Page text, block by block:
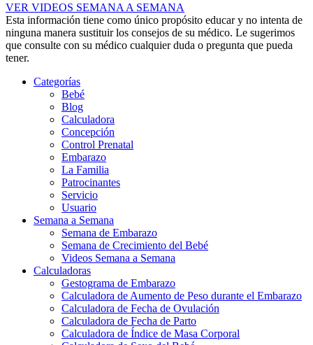
VER VIDEOS SEMANA A SEMANA
Esta información tiene como único propósito educar y no intenta de
ninguna manera sustituir los consejos de su médico. Le sugerimos
que consulte con su médico cualquier duda o pregunta que pueda
tener.
Categorías
Bebé
Blog
Calculadora
Concepción
Control Prenatal
Embarazo
La Familia
Patrocinantes
Servicio
Usuario
Semana a Semana
Semana de Embarazo
Semana de Crecimiento del Bebé
Videos Semana a Semana
Calculadoras
Gestograma de Embarazo
Calculadora de Aumento de Peso durante el Embarazo
Calculadora de Fecha de Ovulación
Calculadora de Fecha de Parto
Calculadora de Índice de Masa Corporal